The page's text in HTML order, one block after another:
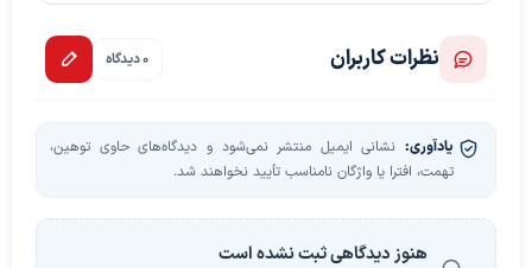
نظرات کاربران 0 دیدگاه
یادآوری: نشانی ایمیل منتشر نمی‌شود و دیدگاه‌های حاوی توهین،
تهمت، افترا یا واژگان نامناسب تأیید نخواهند شد.
هنوز دیدگاهی ثبت نشده است